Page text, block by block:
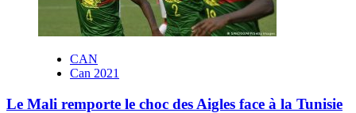
CAN
Can 2021
Le Mali remporte le choc des Aigles face à la Tunisie